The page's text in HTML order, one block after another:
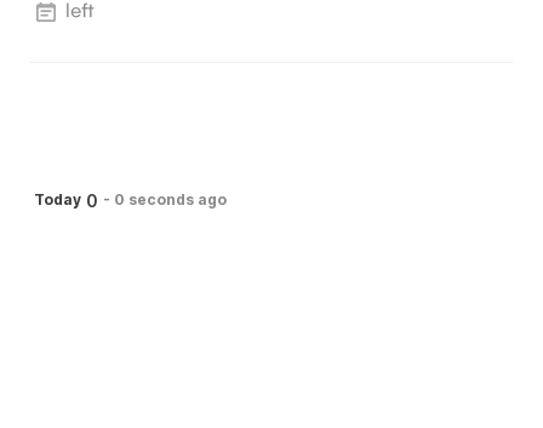
left
Today 0 - 0 seconds ago